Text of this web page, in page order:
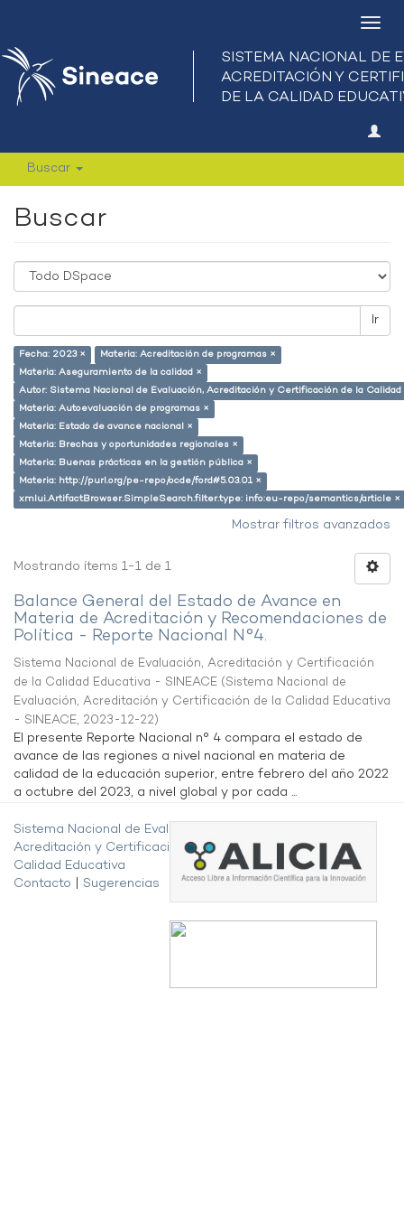
Buscar
Buscar
Ir
Fecha: 2023 ×
Materia: Acreditación de programas ×
Materia: Aseguramiento de la calidad ×
Autor: Sistema Nacional de Evaluación, Acreditación y Certificación de la
Materia: Autoevaluación de programas ×
Materia: Estado de avance nacional ×
Materia: Brechas y oportunidades regionales ×
Materia: Buenas prácticas en la gestión pública ×
Materia: http://purl.org/pe-repo/ocde/ford#5.03.01 ×
xmlui.ArtifactBrowser.SimpleSearch.filter.type: info:eu-repo/semantics/article ×
Mostrar filtros avanzados
Mostrando ítems 1-1 de 1
Balance General del Estado de Avance en
Materia de Acreditación y Recomendaciones de
Política - Reporte Nacional N°4.
Sistema Nacional de Evaluación, Acreditación y Certificación
de la Calidad Educativa - SINEACE (Sistema Nacional de
Evaluación, Acreditación y Certificación de la Calidad Educativa
- SINEACE, 2023-12-22)
El presente Reporte Nacional n° 4 compara el estado de
avance de las regiones a nivel nacional en materia de
calidad de la educación superior, entre febrero del año 2022
a octubre del 2023, a nivel global y por cada ...
Sistema Nacional de Evaluación,
Acreditación y Certificación de la
Calidad Educativa
Contacto
Sugerencias